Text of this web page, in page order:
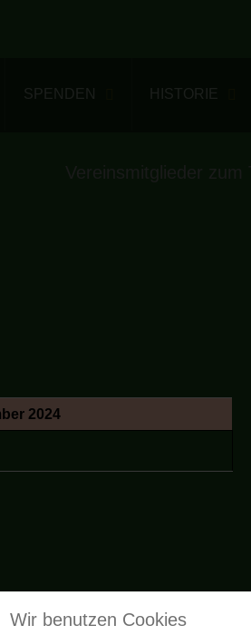
SPENDEN HISTORIE
2024
Wir benutzen Cookies